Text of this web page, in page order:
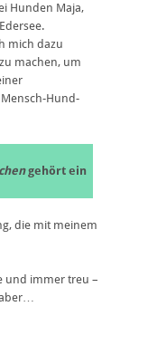
Hunden Maja,
mich dazu
machen, um
Hund-
gehört ein
die mit meinem
und immer treu –
aber…